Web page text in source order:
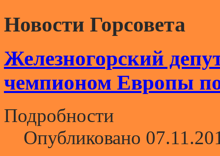
Новости Горсовета
Железногорский
чемпионом Европы
Подробности
Опубликовано